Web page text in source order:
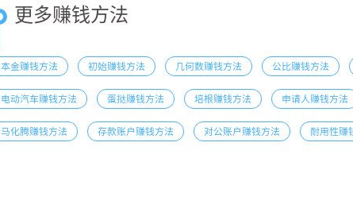
更多赚钱方法
本金赚钱方法 初始赚钱方法 几何数赚钱方法 公比赚钱方法
电动汽车赚钱方法 蛋挞赚钱方法 培根赚钱方法 申请人赚钱方法
马化腾赚钱方法 存款账户赚钱方法 对公账户赚钱方法 耐用性赚